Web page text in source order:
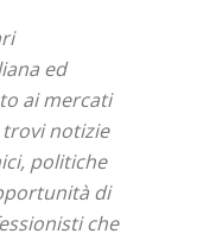
ed
ai mercati
notizie
politiche
di
che